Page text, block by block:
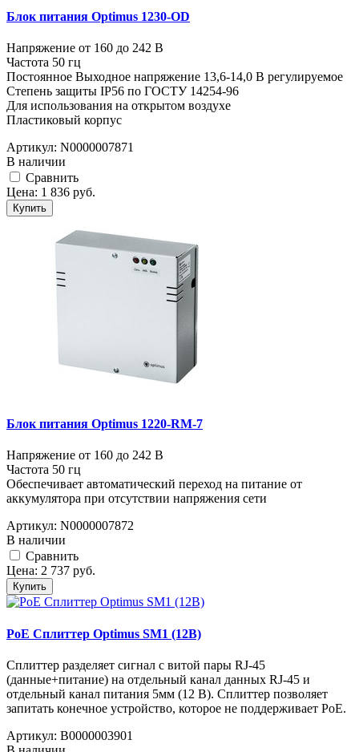
Блок питания Optimus 1230-OD
Напряжение от 160 до 242 В
Частота 50 гц
Постоянное Выходное напряжение 13,6-14,0 В регулируемое
Степень защиты IP56 по ГОСТУ 14254-96
Для использования на открытом воздухе
Пластиковый корпус
Артикул: N0000007871
В наличии
Cравнить
Цена: 1 836 руб.
Купить
Блок питания Optimus 1220-RM-7
Напряжение от 160 до 242 В
Частота 50 гц
Обеспечивает автоматический переход на питание от
аккумулятора при отсутствии напряжения сети
Артикул: N0000007872
В наличии
Cравнить
Цена: 2 737 руб.
Купить
PoE Сплиттер Optimus SM1 (12B)
Сплиттер разделяет сигнал с витой пары RJ-45
(данные+питание) на отдельный канал данных RJ-45 и
отдельный канал питания 5мм (12 В). Сплиттер позволяет
запитать конечное устройство, которое не поддерживает PoE.
Артикул: В0000003901